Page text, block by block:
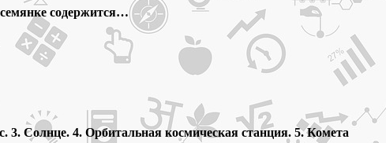
содержится…
Солнце. 4. Орбитальная космическая станция. 5. Комета